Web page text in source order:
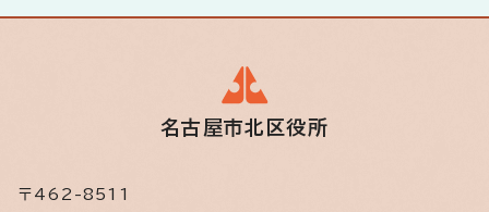
名古屋市北区役所
〒462-8511